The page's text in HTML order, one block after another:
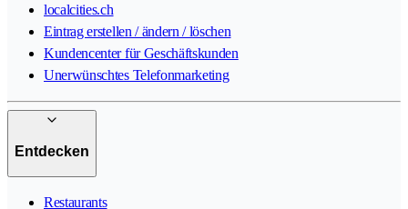
localcities.ch
Eintrag erstellen / ändern / löschen
Kundencenter für Geschäftskunden
Unerwünschtes Telefonmarketing
Entdecken
Restaurants